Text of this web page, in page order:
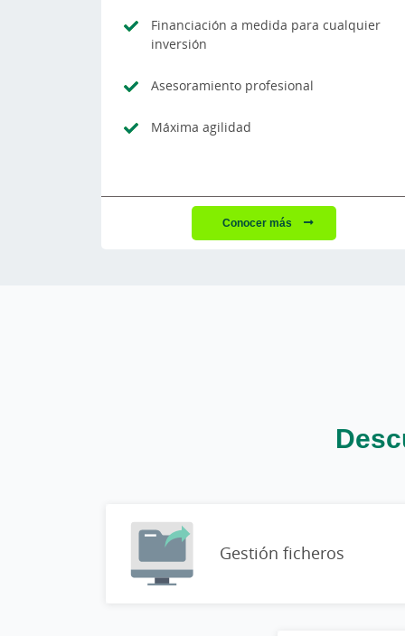
Financiación a medida para cualquier
inversión
Asesoramiento profesional
Máxima agilidad
Conocer más
Gestión ficheros